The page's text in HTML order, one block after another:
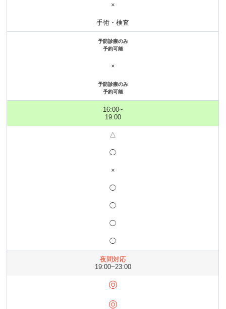
×
手術・検査
予防診療のみ
予約可能
×
予防診療のみ
予約可能
16:00~
19:00
△
◯
×
◯
◯
◯
◯
夜間対応
19:00~23:00